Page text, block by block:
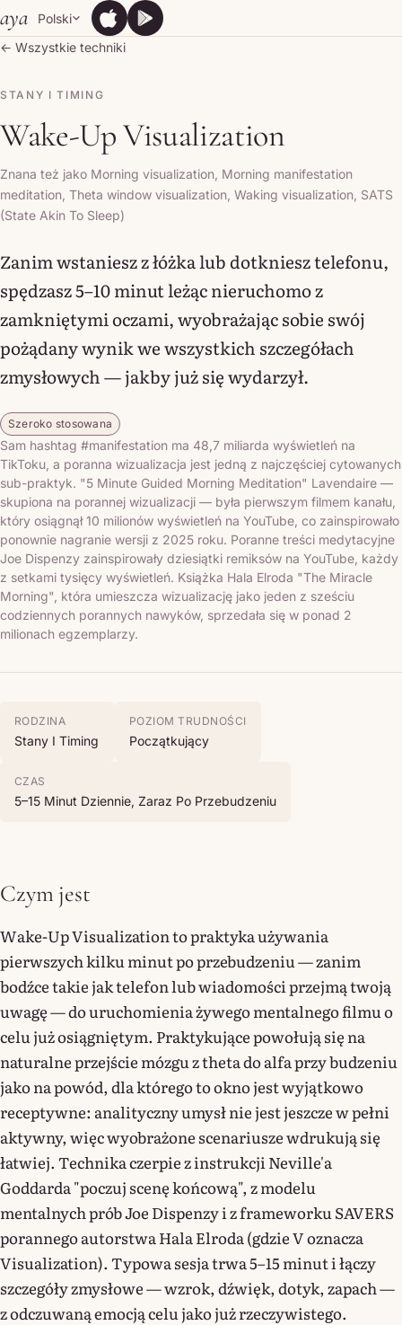
Skip to content
aya Polski App Store
App StoreGoogle Play
Google Play
← Wszystkie techniki
STANY I TIMING
Wake-Up Visualization
Znana też jako Morning visualization, Morning manifestation
meditation, Theta window visualization, Waking visualization, SATS
(State Akin To Sleep)
Zanim wstaniesz z łóżka lub dotkniesz telefonu,
spędzasz 5–10 minut leżąc nieruchomo z
zamkniętymi oczami, wyobrażając sobie swój
pożądany wynik we wszystkich szczegółach
zmysłowych — jakby już się wydarzył.
Szeroko stosowana
Sam hashtag #manifestation ma 48,7 miliarda wyświetleń na
TikToku, a poranna wizualizacja jest jedną z najczęściej cytowanych
sub-praktyk. "5 Minute Guided Morning Meditation" Lavendaire —
skupiona na porannej wizualizacji — była pierwszym filmem kanału,
który osiągnął 10 milionów wyświetleń na YouTube, co zainspirowało
ponownie nagranie wersji z 2025 roku. Poranne treści medytacyjne
Joe Dispenzy zainspirowały dziesiątki remiksów na YouTube, każdy
z setkami tysięcy wyświetleń. Książka Hala Elroda "The Miracle
Morning", która umieszcza wizualizację jako jeden z sześciu
codziennych porannych nawyków, sprzedała się w ponad 2
milionach egzemplarzy.
RODZINA
Stany I Timing
POZIOM TRUDNOŚCI
Początkujący
CZAS
5–15 Minut Dziennie, Zaraz Po Przebudzeniu
Czym jest
Wake-Up Visualization to praktyka używania
pierwszych kilku minut po przebudzeniu — zanim
bodźce takie jak telefon lub wiadomości przejmą twoją
uwagę — do uruchomienia żywego mentalnego filmu o
celu już osiągniętym. Praktykujące powołują się na
naturalne przejście mózgu z theta do alfa przy budzeniu
jako na powód, dla którego to okno jest wyjątkowo
receptywne: analityczny umysł nie jest jeszcze w pełni
aktywny, więc wyobrażone scenariusze wdrukują się
łatwiej. Technika czerpie z instrukcji Neville'a
Goddarda "poczuj scenę końcową", z modelu
mentalnych prób Joe Dispenzy i z frameworku SAVERS
porannego autorstwa Hala Elroda (gdzie V oznacza
Visualization). Typowa sesja trwa 5–15 minut i łączy
szczegóły zmysłowe — wzrok, dźwięk, dotyk, zapach —
z odczuwaną emocją celu jako już rzeczywistego.